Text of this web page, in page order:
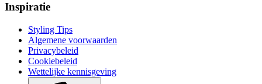
Inspiratie
Styling Tips
Algemene voorwaarden
Privacybeleid
Cookiebeleid
Wettelijke kennisgeving